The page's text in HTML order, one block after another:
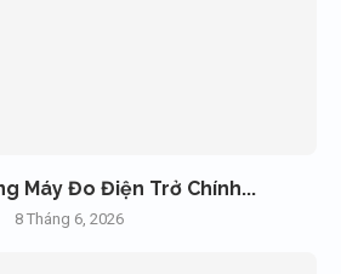
Máy Đo Điện Trở Chính...
8 Tháng 6, 2026